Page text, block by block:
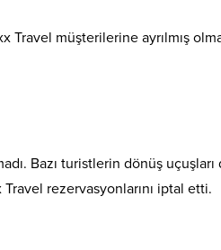
müşterilerine ayrılmış
Bazı turistlerin dönüş
rezervasyonlarını iptal etti.